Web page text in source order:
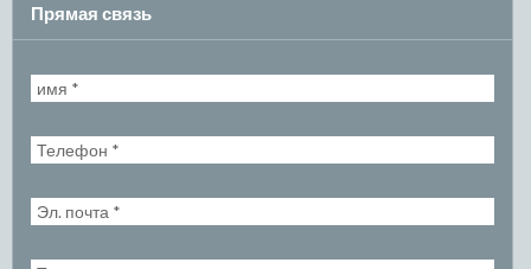
Прямая связь